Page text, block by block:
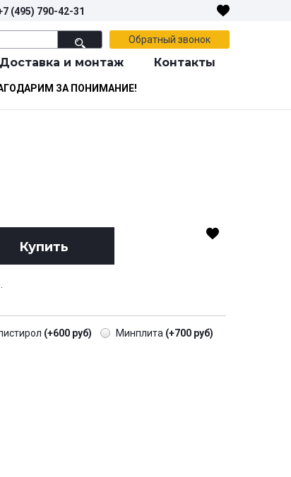
(495) 790-42-31
Обратный звонок
Доставка и монтаж Контакты
ЗА ПОНИМАНИЕ!
Купить
(+600 руб) Минплита (+700 руб)